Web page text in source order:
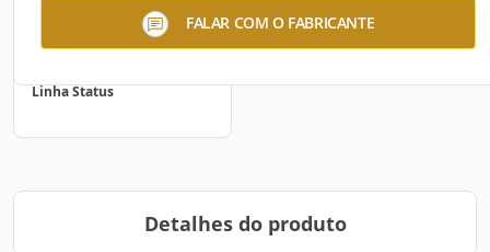
FALAR COM O FABRICANTE
Linha Status
Detalhes do produto